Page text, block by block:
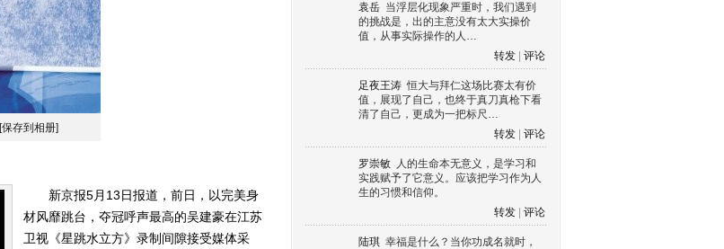
[保存到相册]
新京报5月13日报道，前日，以完美身
材风靡跳台，夺冠呼声最高的吴建豪在江苏
卫视《星跳水立方》录制间隙接受媒体采
袁岳 当浮层化现象严重时，我们遇到
的挑战是，出的主意没有太大实操价
值，从事实际操作的人…
转发
评论
足夜王涛 恒大与拜仁这场比赛太有价
值，展现了自己，也终于真刀真枪下看
清了自己，更成为一把标尺…
转发
评论
罗崇敏 人的生命本无意义，是学习和
实践赋予了它意义。应该把学习作为人
生的习惯和信仰。
转发
评论
陆琪 幸福是什么？当你功成名就时，